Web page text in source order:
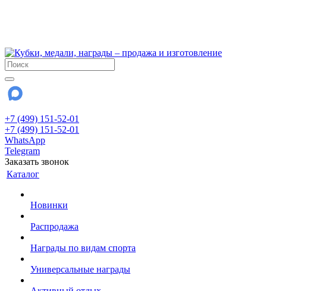
+7 (499) 151-52-01
+7 (499) 151-52-01
WhatsApp
Telegram
Заказать звонок
Каталог
Новинки
Распродажа
Награды по видам спорта
Универсальные награды